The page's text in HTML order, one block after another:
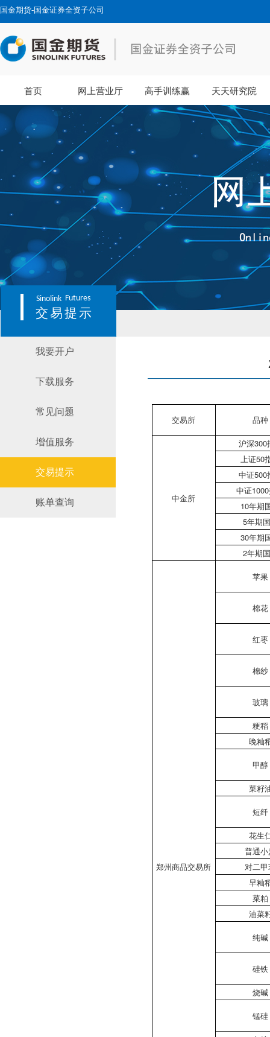
国金期货-国金证券全资子公司
首页 网上营业厅 高手训练赢 天天研究院
Sinolink Futures
交易提示
我要开户
下载服务
常见问题
增值服务
交易提示
账单查询
交易所 品种
中金所
沪深300
上证50
中证500
中证
10年期
5年期
30年期
2年期
郑州商品交易所
苹果
棉花
红枣
棉纱
玻璃
粳稻
晚籼
甲醇
菜籽
短纤
花生
普通
对二
早籼
菜粕
油菜
纯碱
硅铁
烧碱
锰硅